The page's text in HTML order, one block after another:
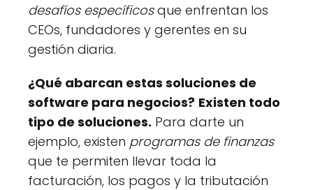
desafíos específicosque enfrentan los
CEOs, fundadores y gerentes en su
gestión diaria.
¿Qué abarcan estas soluciones de
software para negocios? Existen todo
tipo de soluciones. Para darte un
ejemplo, existen programas de finanzas
que te permiten llevar toda la
facturación, los pagos y la tributación